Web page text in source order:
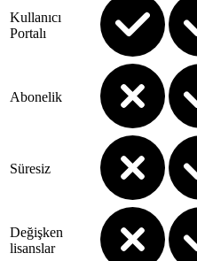
Kullanıcı
Portalı
Abonelik
Süresiz
Değişken
lisanslar